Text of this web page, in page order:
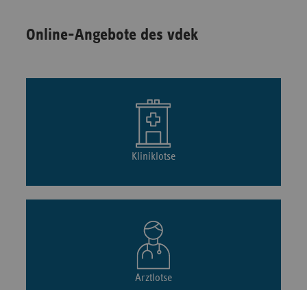
Online-Angebote des vdek
Kliniklotse
Arztlotse